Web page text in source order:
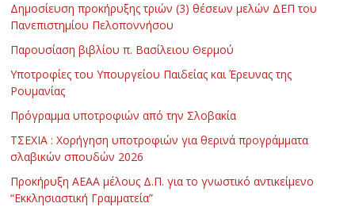
Δημοσίευση προκήρυξης τριών (3) θέσεων μελών ΔΕΠ του
Πανεπιστημίου Πελοποννήσου
Παρουσίαση βιβλίου π. Βασίλειου Θερμού
Υποτροφίες του Υπουργείου Παιδείας και Έρευνας της
Ρουμανίας
Πρόγραμμα υποτροφιών από την Σλοβακία
ΤΣΕΧΙΑ : Χορήγηση υποτροφιών για θερινά προγράμματα
σλαβικών σπουδών 2026
Προκήρυξη ΑΕΑΑ μέλους Δ.Π. για το γνωστικό αντικείμενο
“Εκκλησιαστική Γραμματεία”